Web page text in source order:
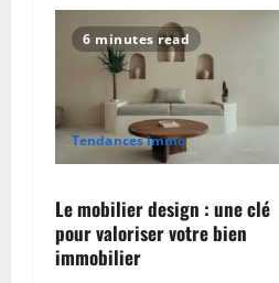
6 minutes read
Tendances immo
Le mobilier design : une clé
pour valoriser votre bien
immobilier